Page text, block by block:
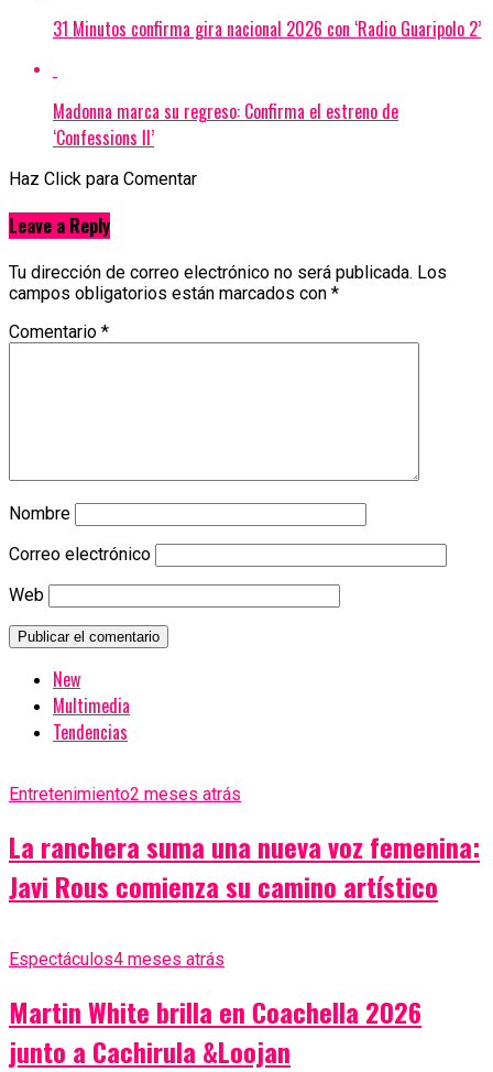
31 Minutos confirma gira nacional 2026 con ‘Radio Guaripolo 2’
Madonna marca su regreso: Confirma el estreno de
‘Confessions II’
Haz Click para Comentar
Leave a Reply
Tu dirección de correo electrónico no será publicada. Los
campos obligatorios están marcados con *
Comentario *
Nombre
Correo electrónico
Web
New
Multimedia
Tendencias
Entretenimiento2 meses atrás
La ranchera suma una nueva voz femenina:
Javi Rous comienza su camino artístico
Espectáculos4 meses atrás
Martin White brilla en Coachella 2026
junto a Cachirula &Loojan